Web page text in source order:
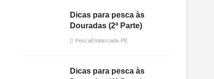
Dicas para pesca às
Douradas (2ª Parte)
PescaEmbarcada PE
Dicas para pesca às